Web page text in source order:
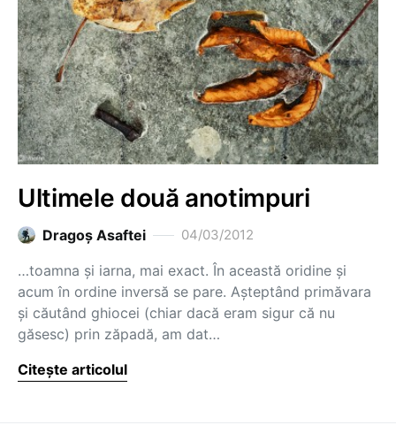
Ultimele două anotimpuri
Dragoş Asaftei 04/03/2012
…toamna și iarna, mai exact. În această oridine și
acum în ordine inversă se pare. Așteptând primăvara
și căutând ghiocei (chiar dacă eram sigur că nu
găsesc) prin zăpadă, am dat…
Citește articolul